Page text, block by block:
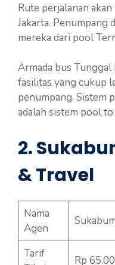
Rute perjalanan
Jakarta. Penumpang
mereka dari pool
Armada bus
fasilitas yang cukup
penumpang. Sistem
adalah sistem pool
2.
& Travel
Nama
Agen
Tarif
Rp